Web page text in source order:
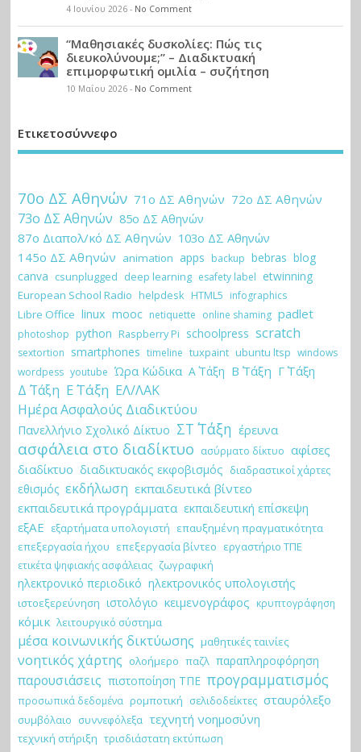
4 Ιουνίου 2026- No Comment
“Μαθησιακές δυσκολίες: Πώς τις
διευκολύνουμε;” – Διαδικτυακή
επιμορφωτική ομιλία – συζήτηση
10 Μαΐου 2026- No Comment
Ετικετοσύννεφο
70ο ΔΣ Αθηνών 71ο ΔΣ Αθηνών 72ο ΔΣ Αθηνών
73ο ΔΣ Αθηνών 85ο ΔΣ Αθηνών
87ο Διαπολ/κό ΔΣ Αθηνών 103ο ΔΣ Αθηνών
145ο ΔΣ Αθηνών animation apps backup bebras blog
canva csunplugged deep learning esafety label etwinning
European School Radio helpdesk HTML5 infographics
Libre Office linux mooc netiquette online shaming padlet
photoshop python Raspberry Pi schoolpress scratch
sextortion smartphones timeline tuxpaint ubuntu ltsp windows
wordpess youtube Ώρα Κώδικα Α΄ Τάξη Β΄ Τάξη Γ΄ Τάξη
Δ΄ Τάξη Ε΄ Τάξη ΕΛ/ΛΑΚ
Ημέρα Ασφαλούς Διαδικτύου
Πανελλήνιο Σχολικό Δίκτυο ΣΤ΄ Τάξη έρευνα
ασφάλεια στο διαδίκτυο ασύρματο δίκτυο αφίσες
διαδίκτυο διαδικτυακός εκφοβισμός διαδραστικοί χάρτες
εθισμός εκδήλωση εκπαιδευτικά βίντεο
εκπαιδευτικά προγράμματα εκπαιδευτική επίσκεψη
εξΑΕ εξαρτήματα υπολογιστή επαυξημένη πραγματικότητα
επεξεργασία ήχου επεξεργασία βίντεο εργαστήριο ΤΠΕ
ετικέτα ψηφιακής ασφάλειας ζωγραφική
ηλεκτρονικό περιοδικό ηλεκτρονικός υπολογιστής
ιστοεξερεύνηση ιστολόγιο κειμενογράφος κρυπτογράφηση
κόμικ λειτουργικό σύστημα
μέσα κοινωνικής δικτύωσης μαθητικές ταινίες
νοητικός χάρτης ολοήμερο παζλ παραπληροφόρηση
παρουσιάσεις πιστοποίηση ΤΠΕ προγραμματισμός
προσωπικά δεδομένα ρομποτική σελιδοδείκτες σταυρόλεξο
συμβόλαιο συννεφόλεξα τεχνητή νοημοσύνη
τεχνική στήριξη τρισδιάστατη εκτύπωση